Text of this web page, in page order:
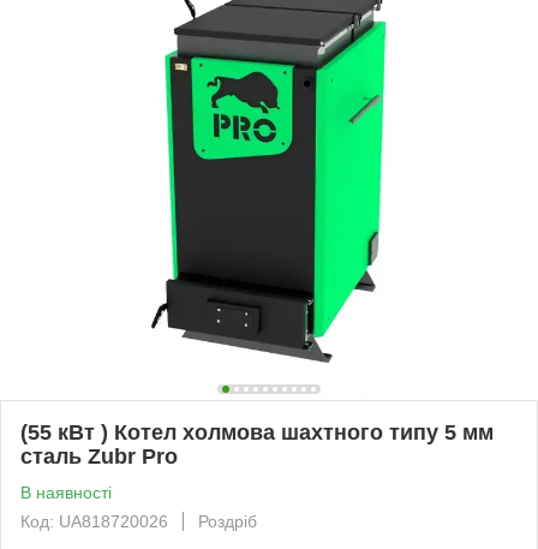
(55 кВт ) Котел холмова шахтного типу 5 мм
сталь Zubr Pro
В наявності
Код: UA818720026
Роздріб